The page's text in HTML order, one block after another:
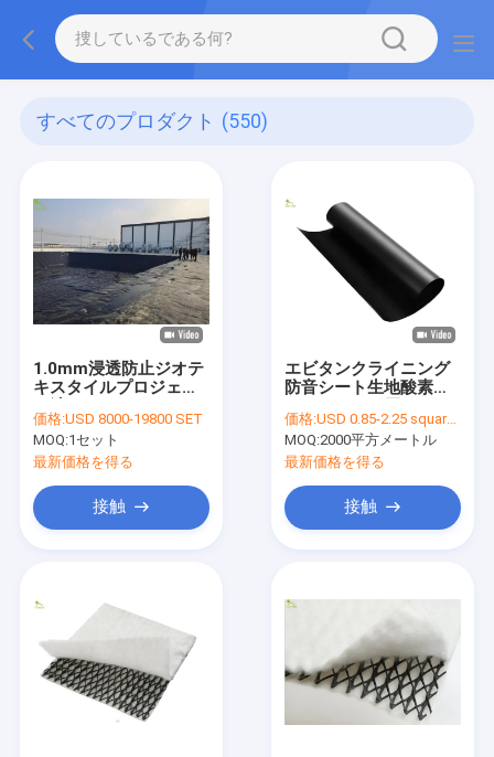
すべてのプロダクト (550)
1.0mm浸透防止ジオテ
キスタイルプロジェク
の高い不浸透性
価格:USD 8000-19800 SET
MOQ:1セット
最新価格を得る
接触
エビタンクライニング
防音シート生地酸素化
価格:USD 0.85-2.25 square meters
MOQ:2000平方メートル
最新価格を得る
接触